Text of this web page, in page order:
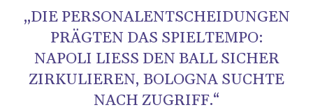
„DIE PERSONALENTSCHEIDUNGEN
PRÄGTEN DAS SPIELTEMPO:
NAPOLI LIESS DEN BALL SICHER Z
IRKULIEREN, BOLOGNA SUCHTE N
ACH ZUGRIFF.“